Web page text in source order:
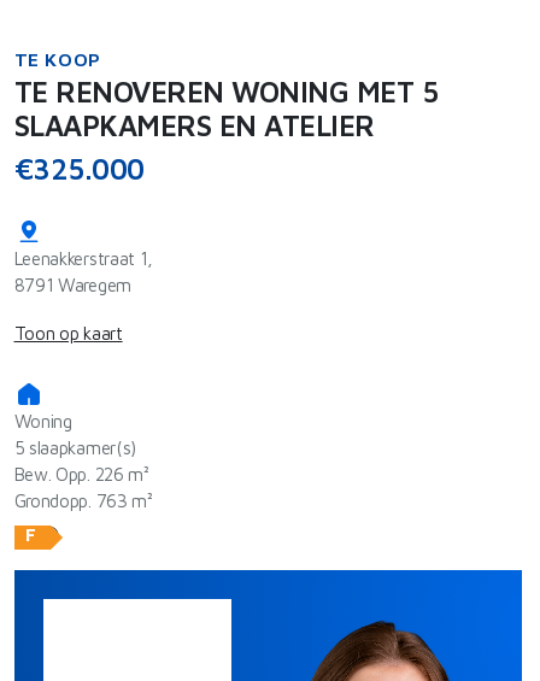
TE KOOP
TE RENOVEREN WONING MET 5
SLAAPKAMERS EN ATELIER
€325.000
Leenakkerstraat 1,
8791 Waregem
Toon op kaart
Woning
5 slaapkamer(s)
Bew. Opp. 226 m²
Grondopp. 763 m²
F
ⓘ